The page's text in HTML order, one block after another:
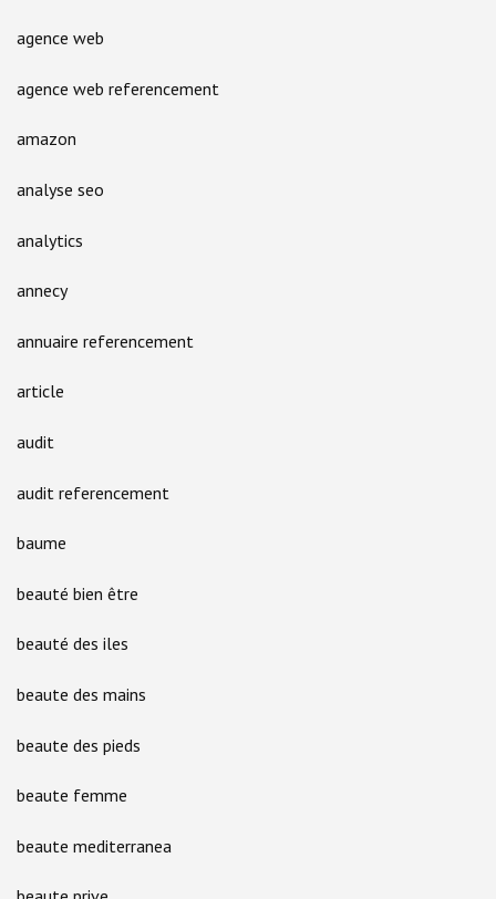
agence web
agence web referencement
amazon
analyse seo
analytics
annecy
annuaire referencement
article
audit
audit referencement
baume
beauté bien être
beauté des iles
beaute des mains
beaute des pieds
beaute femme
beaute mediterranea